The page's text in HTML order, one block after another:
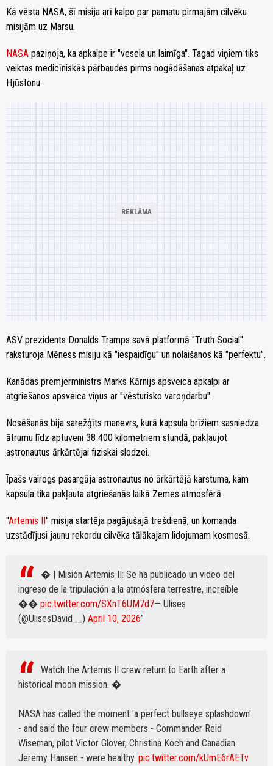
Kā vēsta NASA, šī misija arī kalpo par pamatu pirmajām cilvēku
misijām uz Marsu.
NASA paziņoja, ka apkalpe ir "vesela un laimīga". Tagad viņiem tiks
veiktas medicīniskās pārbaudes pirms nogādāšanas atpakaļ uz
Hjūstonu.
ASV prezidents Donalds Tramps savā platformā "Truth Social"
raksturoja Mēness misiju kā "iespaidīgu" un nolaišanos kā "perfektu".
Kanādas premjerministrs Marks Kārnijs apsveica apkalpi ar
atgriešanos apsveica viņus ar "vēsturisko varoņdarbu".
Nosēšanās bija sarežģīts manevrs, kurā kapsula brīžiem sasniedza
ātrumu līdz aptuveni 38 400 kilometriem stundā, pakļaujot
astronautus ārkārtējai fiziskai slodzei.
Īpašs vairogs pasargāja astronautus no ārkārtējā karstuma, kam
kapsula tika pakļauta atgriešanās laikā Zemes atmosfērā.
"Artemis II" misija startēja pagājušajā trešdienā, un komanda
uzstādījusi jaunu rekordu cilvēka tālākajam lidojumam kosmosā.
� | Misión Artemis II: Se ha publicado un video del
ingreso de la tripulación a la atmósfera terrestre, increíble
�� pic.twitter.com/SXnT6UM7d7— Ulises
(@UlisesDavid__) April 10, 2026
Watch the Artemis II crew return to Earth after a
historical moon mission. �
NASA has called the moment 'a perfect bullseye splashdown'
- and said the four crew members - Commander Reid
Wiseman, pilot Victor Glover, Christina Koch and Canadian
Jeremy Hansen - were healthy. pic.twitter.com/kUmE6rAETv